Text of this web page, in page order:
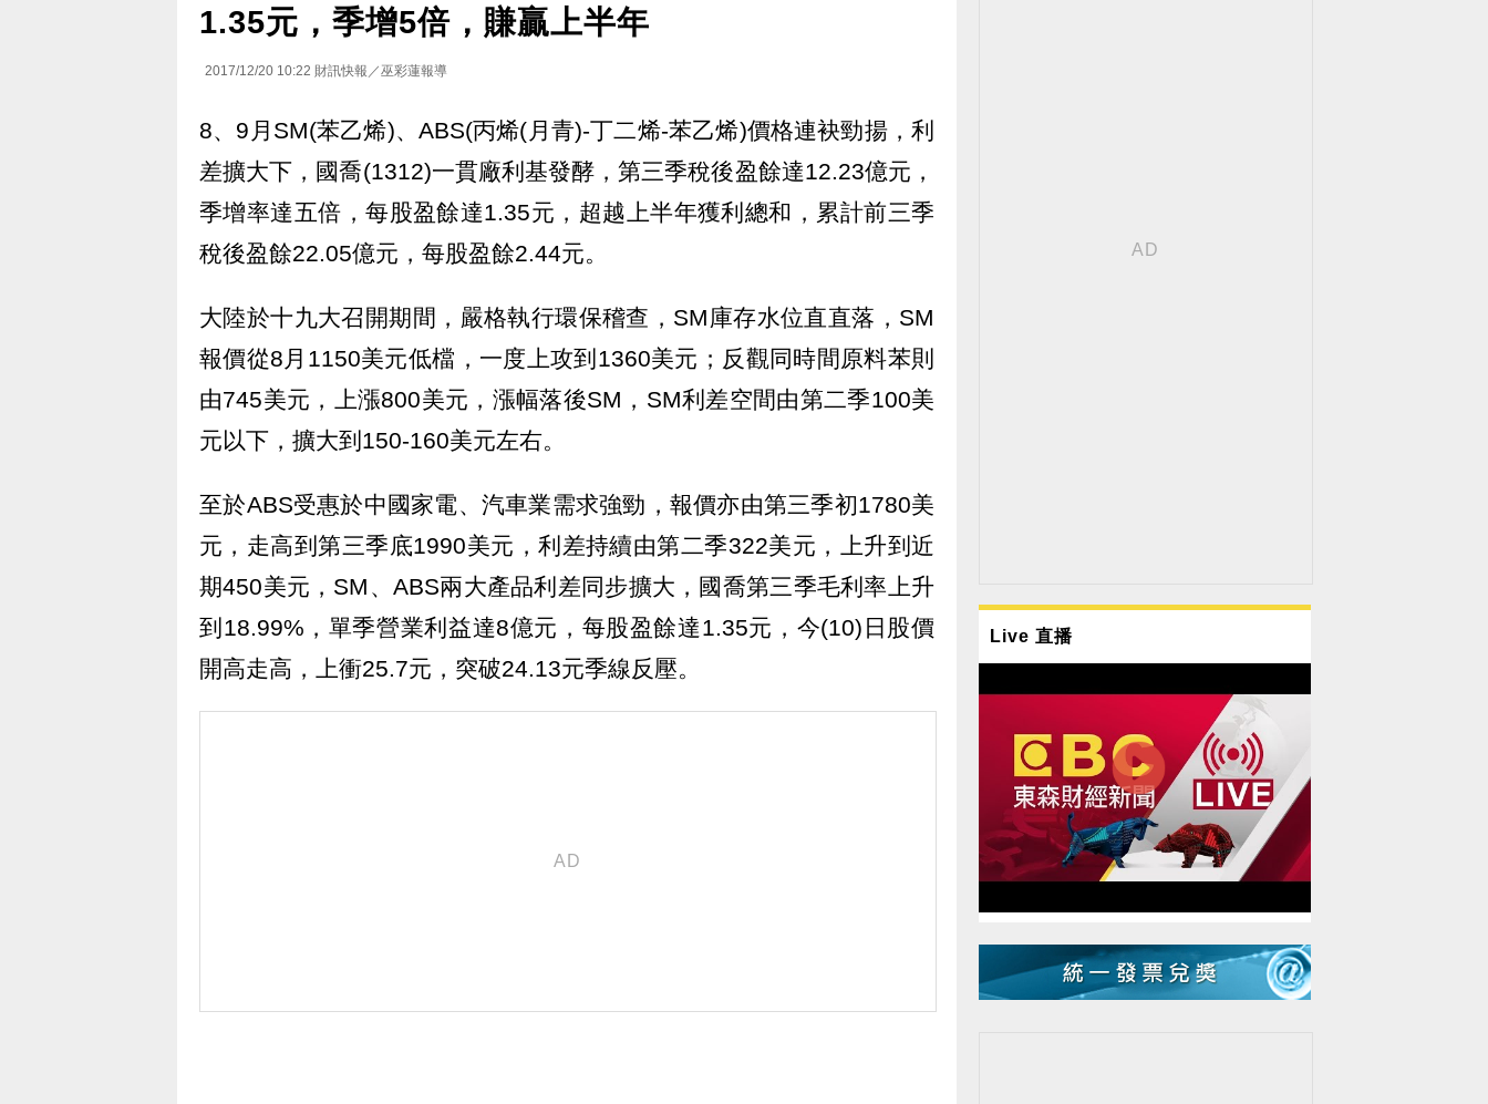
1.35元，季增5倍，賺贏上半年
2017/12/20 10:22 財訊快報／巫彩蓮報導
8、9月SM(苯乙烯)、ABS(丙烯(月青)-丁二烯-苯乙烯)價格連袂勁揚，利
差擴大下，國喬(1312)一貫廠利基發酵，第三季稅後盈餘達12.23億元，
季增率達五倍，每股盈餘達1.35元，超越上半年獲利總和，累計前三季
稅後盈餘22.05億元，每股盈餘2.44元。
大陸於十九大召開期間，嚴格執行環保稽查，SM庫存水位直直落，SM
報價從8月1150美元低檔，一度上攻到1360美元；反觀同時間原料苯則
由745美元，上漲800美元，漲幅落後SM，SM利差空間由第二季100美
元以下，擴大到150-160美元左右。
至於ABS受惠於中國家電、汽車業需求強勁，報價亦由第三季初1780美
元，走高到第三季底1990美元，利差持續由第二季322美元，上升到近
期450美元，SM、ABS兩大產品利差同步擴大，國喬第三季毛利率上升
到18.99%，單季營業利益達8億元，每股盈餘達1.35元，今(10)日股價
開高走高，上衝25.7元，突破24.13元季線反壓。
Live 直播